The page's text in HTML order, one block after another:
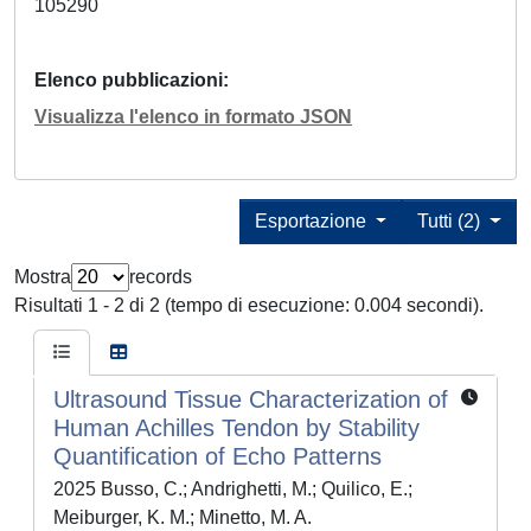
105290
Elenco pubblicazioni
Visualizza l'elenco in formato JSON
Tutti (2)
Esportazione
Mostra
records
Risultati 1 - 2 di 2 (tempo di esecuzione: 0.004 secondi).
Ultrasound Tissue Characterization of
Human Achilles Tendon by Stability
Quantification of Echo Patterns
2025 Busso, C.; Andrighetti, M.; Quilico, E.;
Meiburger, K. M.; Minetto, M. A.